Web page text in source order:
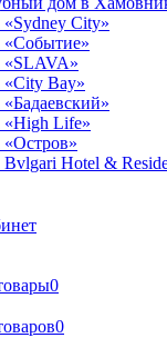
City»
Bay»
Life»
Hotel &
0
0